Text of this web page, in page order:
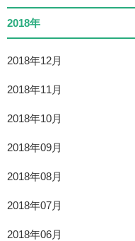
2018年
2018年12月
2018年11月
2018年10月
2018年09月
2018年08月
2018年07月
2018年06月